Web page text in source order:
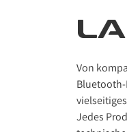
Von
Jedes